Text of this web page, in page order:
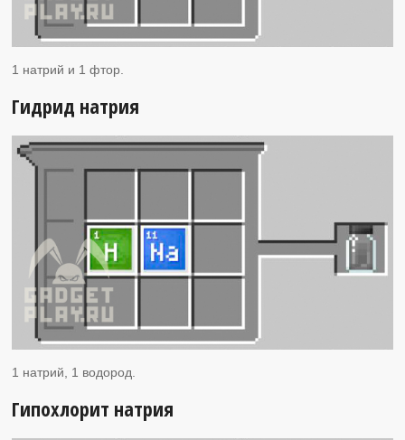
1 натрий и 1 фтор.
Гидрид натрия
1 натрий, 1 водород.
Гипохлорит натрия